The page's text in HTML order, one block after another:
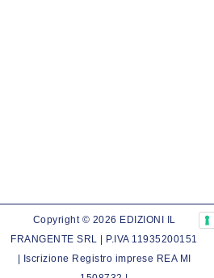
Copyright © 2026 EDIZIONI IL
FRANGENTE SRL | P.IVA 11935200151
| Iscrizione Registro imprese REA MI